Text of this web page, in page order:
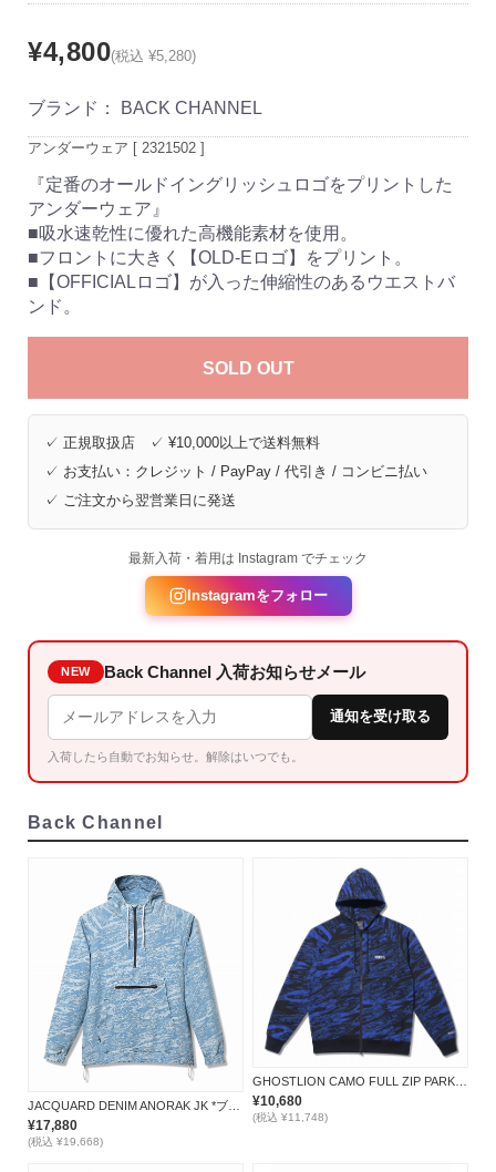
¥4,800(税込 ¥5,280)
ブランド： BACK CHANNEL
アンダーウェア [ 2321502 ]
『定番のオールドイングリッシュロゴをプリントした
アンダーウェア』
■吸水速乾性に優れた高機能素材を使用。
■フロントに大きく【OLD-Eロゴ】をプリント。
■【OFFICIALロゴ】が入った伸縮性のあるウエストバ
ンド。
SOLD OUT
✓ 正規取扱店 ✓ ¥10,000以上で送料無料
✓ お支払い：クレジット / PayPay / 代引き / コンビニ払い
✓ ご注文から翌営業日に発送
最新入荷・着用は Instagram でチェック
Instagramをフォロー
NEW Back Channel 入荷お知らせメール
通知を受け取る
入荷したら自動でお知らせ。解除はいつでも。
Back Channel
¥17,880
(税込 ¥19,668)
¥10,680
(税込 ¥11,748)